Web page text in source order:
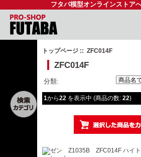
フタバ模型オンラインストア
トップページ :: ZFC014F
ZFC014F
分類:
1から22 を表示中 (商品の数: 22)